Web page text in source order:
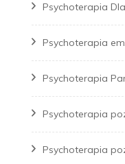
Psychoterapia
Psychoterapia
Psychoterapia
Psychoterapia
Psychoterapia